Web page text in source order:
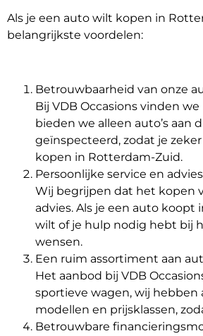
Als je een auto wilt kopen in
belangrijkste voordelen:
Betrouwbaarheid van onze
Bij VDB Occasions vinden
bieden we alleen auto’s aan
geïnspecteerd, zodat je
kopen in Rotterdam-Zuid.
Persoonlijke service en advies
Wij begrijpen dat het kopen
advies. Als je een auto
wilt of je hulp nodig hebt bij
wensen.
Een ruim assortiment aan
Het aanbod bij VDB
sportieve wagen, wij hebben
modellen en prijsklassen,
Betrouwbare